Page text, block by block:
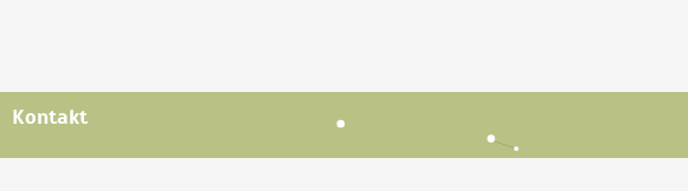
Kontakt